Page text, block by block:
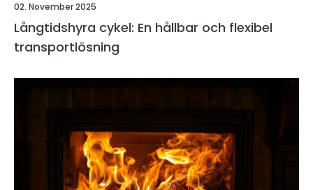
02. November 2025
Långtidshyra cykel: En hållbar och flexibel
transportlösning